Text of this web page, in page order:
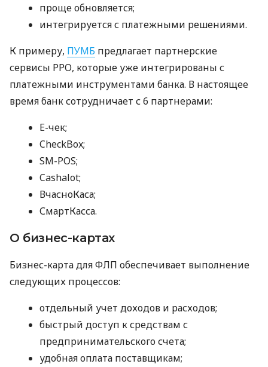
проще обновляется;
интегрируется с платежными решениями.
К примеру, ПУМБ предлагает партнерские
сервисы РРО, которые уже интегрированы с
платежными инструментами банка. В настоящее
время банк сотрудничает с 6 партнерами:
E-чек;
CheckBox;
SM-POS;
Cashalot;
ВчасноКаса;
СмартКасса.
О бизнес-картах
Бизнес-карта для ФЛП обеспечивает выполнение
следующих процессов:
отдельный учет доходов и расходов;
быстрый доступ к средствам с
предпринимательского счета;
удобная оплата поставщикам;